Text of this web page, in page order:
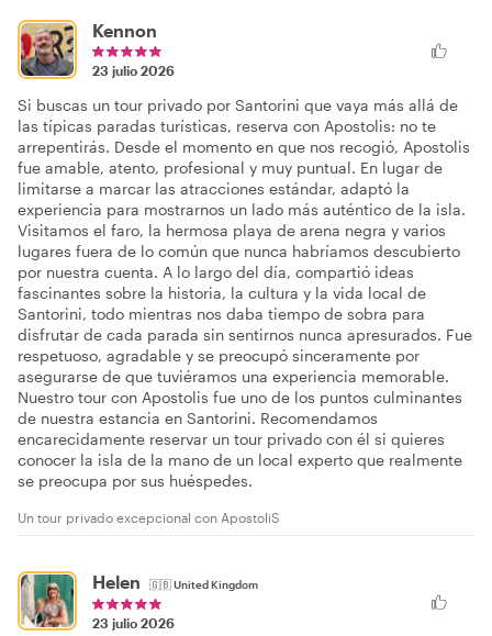
Kennon
23 julio 2026
Si buscas un tour privado por Santorini que vaya más allá de
las típicas paradas turísticas, reserva con Apostolis: no te
arrepentirás. Desde el momento en que nos recogió, Apostolis
fue amable, atento, profesional y muy puntual. En lugar de
limitarse a marcar las atracciones estándar, adaptó la
experiencia para mostrarnos un lado más auténtico de la isla.
Visitamos el faro, la hermosa playa de arena negra y varios
lugares fuera de lo común que nunca habríamos descubierto
por nuestra cuenta. A lo largo del día, compartió ideas
fascinantes sobre la historia, la cultura y la vida local de
Santorini, todo mientras nos daba tiempo de sobra para
disfrutar de cada parada sin sentirnos nunca apresurados. Fue
respetuoso, agradable y se preocupó sinceramente por
asegurarse de que tuviéramos una experiencia memorable.
Nuestro tour con Apostolis fue uno de los puntos culminantes
de nuestra estancia en Santorini. Recomendamos
encarecidamente reservar un tour privado con él si quieres
conocer la isla de la mano de un local experto que realmente
se preocupa por sus huéspedes.
Un tour privado excepcional con ApostoliS
Helen 🇬🇧United Kingdom
23 julio 2026